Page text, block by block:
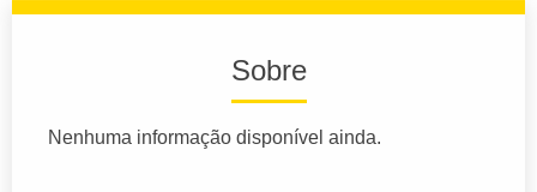
Sobre
Nenhuma informação disponível ainda.